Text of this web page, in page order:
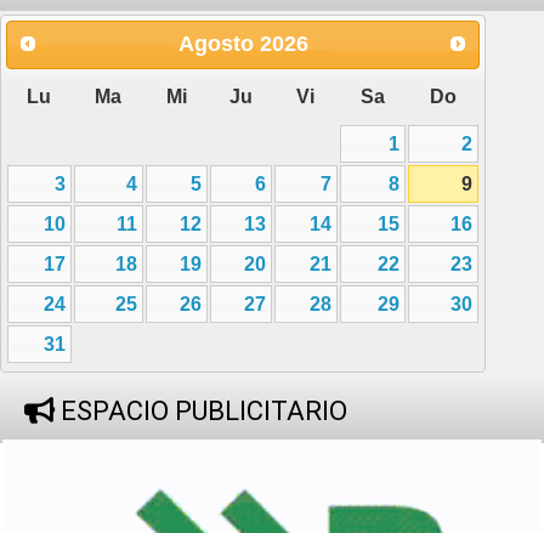
Agosto 2026
Lu Ma Mi Ju Vi Sa Do
1
2
3
4 5 6 7 8
9
10
11 12 13 14 15
16
17
18 19 20 21 22
23
24
25 26 27 28 29
30
31
ESPACIO PUBLICITARIO